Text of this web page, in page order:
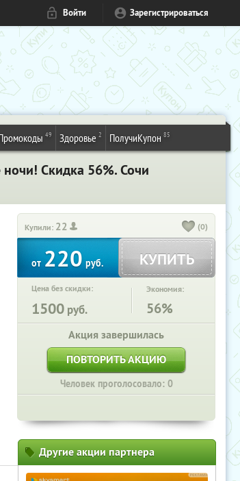
Войти Зарегистрироваться
49 Здоровье 2 ПолучиКупон 85
Скидка 56%. Сочи
Купили: 22 (0)
от220руб. КУПИТЬ
Цена без скидки:
1500 руб.
Экономия:
56%
Акция завершилась
ПОВТОРИТЬ АКЦИЮ
Человек проголосовало: 0
Другие акции партнера